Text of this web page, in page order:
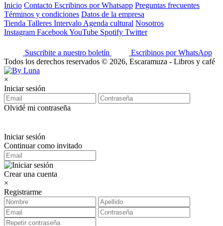
Inicio Contacto Escribinos por Whatsapp Preguntas frecuentes
Términos y condiciones Datos de la empresa
Tienda Talleres Intervalo Agenda cultural Nosotros
Instagram FacebookYouTube Spotify Twitter
Suscribite a nuestro boletín
Escribinos por WhatsApp
Todos los derechos reservados © 2026, Escaramuza - Libros y café
×
Iniciar sesión
Olvidé mi contraseña
Iniciar sesión
Continuar como invitado
Crear una cuenta
×
Registrarme